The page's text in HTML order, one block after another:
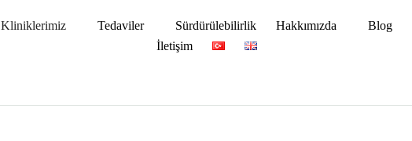
Kliniklerimiz Tedaviler Sürdürülebilirlik Hakkımızda Blog
İletişim